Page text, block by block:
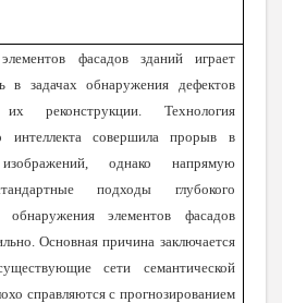
фасадов зданий играет
в задачах обнаружения дефектов
реконструкции. Технология
интеллекта совершила прорыв в
изображений, однако напрямую
подходы глубокого
элементов фасадов
Основная причина заключается
сети семантической
справляются с прогнозированием